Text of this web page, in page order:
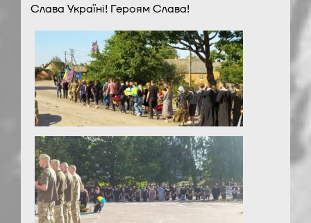
Слава Україні! Героям Слава!